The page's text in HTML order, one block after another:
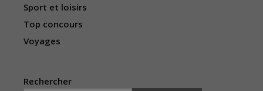
Sport et loisirs
Top concours
Voyages
Rechercher